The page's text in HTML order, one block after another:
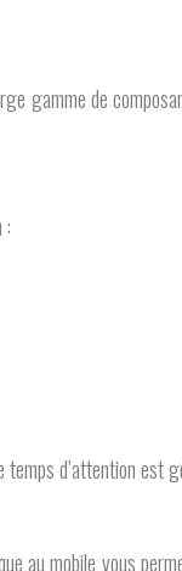
gamme de
:
d’attention est
au mobile vous